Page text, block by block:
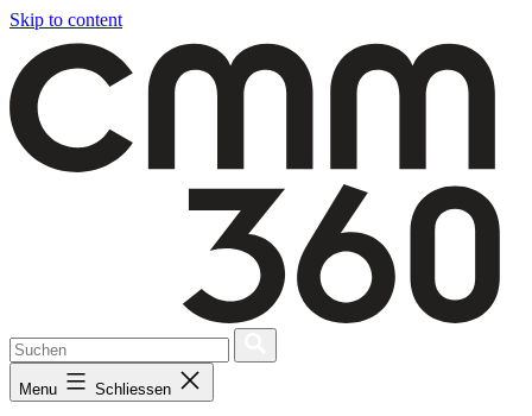
Skip to content
Menu Schliessen